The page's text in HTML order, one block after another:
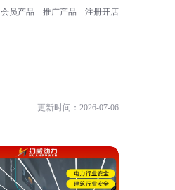
会员产品 推广产品 注册开店
更新时间：2026-07-06